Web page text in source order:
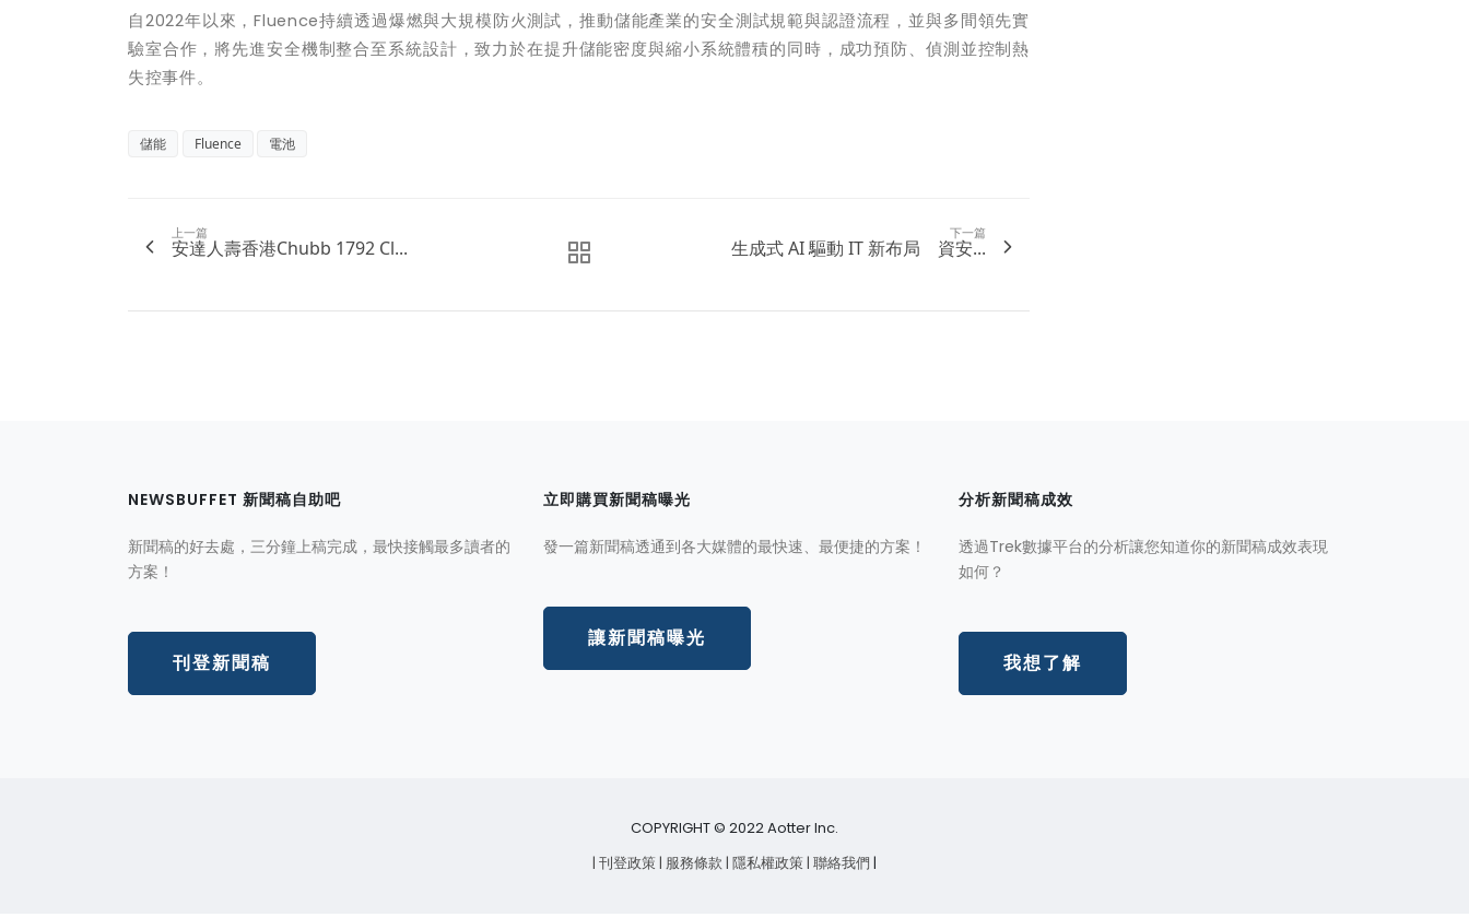
自2022年以來，Fluence持續透過爆燃與大規模防火測試，推動儲能產業的安全測試規範與認證流程，並與多間領先實
驗室合作，將先進安全機制整合至系統設計，致力於在提升儲能密度與縮小系統體積的同時，成功預防、偵測並控制熱
失控事件。
儲能 Fluence 電池
上一篇
安達人壽香港Chubb 1792 Cl...
下一篇
生成式 AI 驅動 IT 新布局 資安...
NEWSBUFFET 新聞稿自助吧
新聞稿的好去處，三分鐘上稿完成，最快接觸最多讀者的
方案！
刊登新聞稿
立即購買新聞稿曝光
發一篇新聞稿透通到各大媒體的最快速、最便捷的方案！
讓新聞稿曝光
分析新聞稿成效
透過Trek數據平台的分析讓您知道你的新聞稿成效表現
如何？
我想了解
COPYRIGHT © 2022 Aotter Inc.
| 刊登政策| 服務條款 | 隱私權政策| 聯絡我們 |